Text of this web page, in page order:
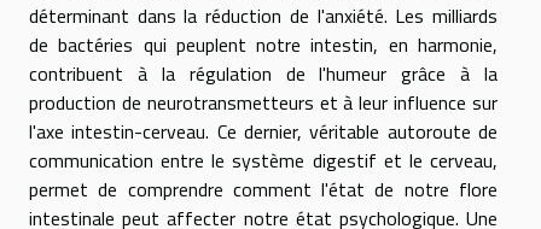
déterminant dans la réduction de l'anxiété. Les milliards
de bactéries qui peuplent notre intestin, en harmonie,
contribuent à la régulation de l'humeur grâce à la
production de neurotransmetteurs et à leur influence sur
l'axe intestin-cerveau. Ce dernier, véritable autoroute de
communication entre le système digestif et le cerveau,
permet de comprendre comment l'état de notre flore
intestinale peut affecter notre état psychologique. Une